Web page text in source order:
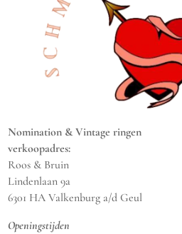
Nomination & Vintage ringen
verkoopadres:
Roos & Bruin
Lindenlaan 9a
6301 HA Valkenburg a/d Geul
Openingstijden